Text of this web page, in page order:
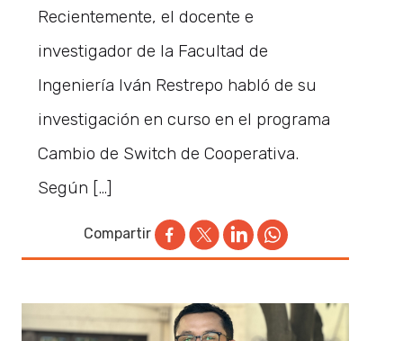
Recientemente, el docente e
investigador de la Facultad de
Ingeniería Iván Restrepo habló de su
investigación en curso en el programa
Cambio de Switch de Cooperativa.
Según […]
Compartir